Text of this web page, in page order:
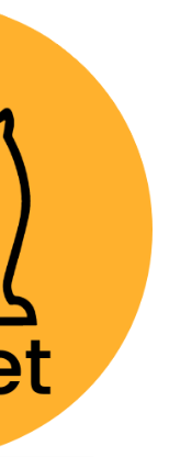
sobre
hasta Los
y gatos